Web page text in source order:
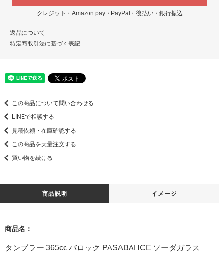
クレジット・Amazon pay・PayPal・後払い・銀行振込
返品について
特定商取引法に基づく表記
この商品について問い合わせる
LINEで相談する
見積依頼・在庫確認する
この商品を大量注文する
買い物を続ける
商品説明 イメージ
商品名：
タンブラー 365cc バロック PASABAHCE ソーダガラス